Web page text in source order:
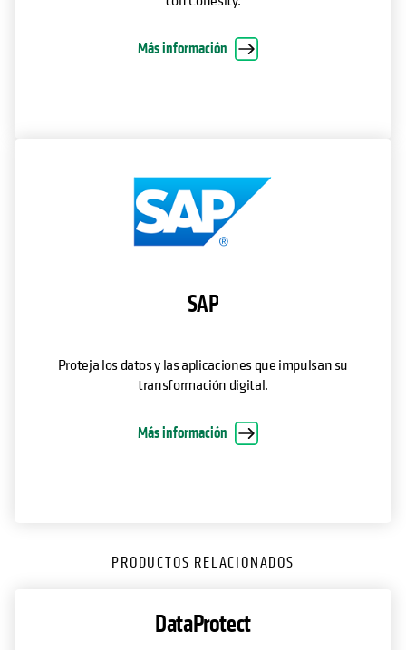
Más información
SAP
Proteja los datos y las aplicaciones que impulsan su
transformación digital.
Más información
PRODUCTOS RELACIONADOS
DataProtect